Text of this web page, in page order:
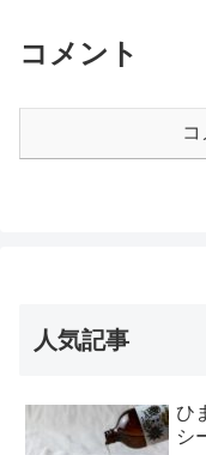
コメント
人気記事
ひ
シ